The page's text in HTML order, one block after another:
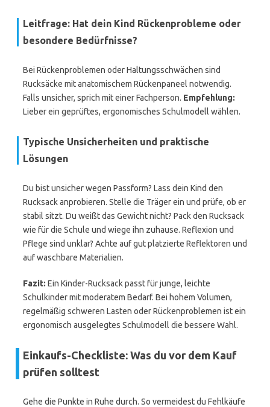
Leitfrage: Hat dein Kind Rückenprobleme oder
besondere Bedürfnisse?
Bei Rückenproblemen oder Haltungsschwächen sind
Rucksäcke mit anatomischem Rückenpaneel notwendig.
Falls unsicher, sprich mit einer Fachperson. Empfehlung:
Lieber ein geprüftes, ergonomisches Schulmodell wählen.
Typische Unsicherheiten und praktische
Lösungen
Du bist unsicher wegen Passform? Lass dein Kind den
Rucksack anprobieren. Stelle die Träger ein und prüfe, ob er
stabil sitzt. Du weißt das Gewicht nicht? Pack den Rucksack
wie für die Schule und wiege ihn zuhause. Reflexion und
Pflege sind unklar? Achte auf gut platzierte Reflektoren und
auf waschbare Materialien.
Fazit: Ein Kinder-Rucksack passt für junge, leichte
Schulkinder mit moderatem Bedarf. Bei hohem Volumen,
regelmäßig schweren Lasten oder Rückenproblemen ist ein
ergonomisch ausgelegtes Schulmodell die bessere Wahl.
Einkaufs-Checkliste: Was du vor dem Kauf
prüfen solltest
Gehe die Punkte in Ruhe durch. So vermeidest du Fehlkäufe